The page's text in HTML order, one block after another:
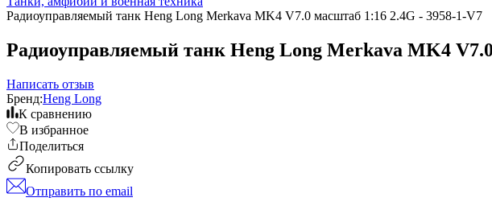
Радиоуправляемый танк Heng Long Merkava MK4 V7.0 масштаб 1:16 2.4G - 3958-1-V7
Радиоуправляемый танк Heng Long Merkava MK4
Написать отзыв
Бренд:Heng Long
К сравнению
В избранное
Поделиться
Копировать ссылку
Отправить по email